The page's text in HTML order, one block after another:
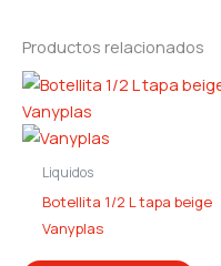
Productos relacionados
Liquidos
Botellita 1/2 L tapa beige
Vanyplas